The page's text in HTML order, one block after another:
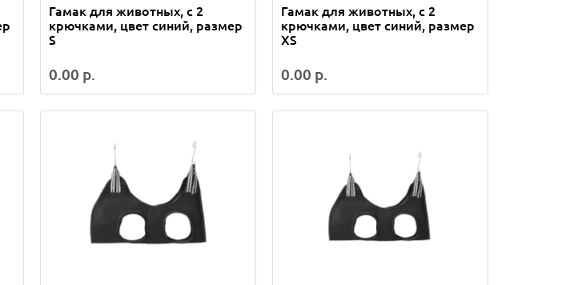
Гамак для животных, с 2
крючками, цвет синий, размер
S
0.00 р.
Гамак для животных, с 2
крючками, цвет синий, размер
XS
0.00 р.